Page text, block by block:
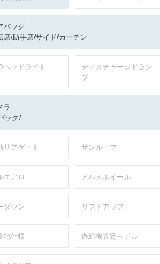
バッグ
席/助手席/サイド/カーテン
ヘッドライト
ディスチャージドラン
プ
ラ
ック/-
リアゲート サンルーフ
エアロ アルミホイール
ダウン リフトアップ
地仕様 過給機設定モデル